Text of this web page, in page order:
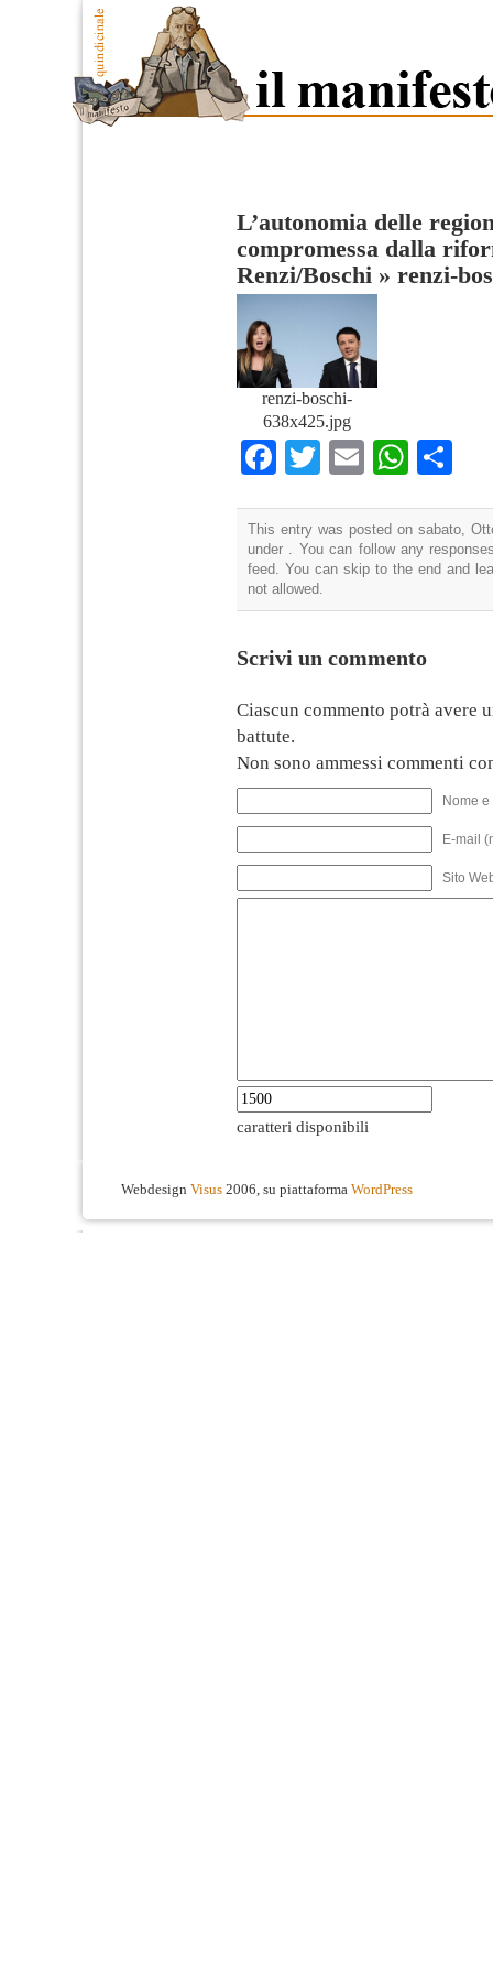
L’autonomia delle
compromessa dalla
Renzi/Boschi » renzi-
renzi-boschi-
638x425.jpg
Facebook
TwitterEmail
This entry was posted on sabato,
under . You can follow any
feed. You can skip to the end and
not allowed.
Scrivi un commento
Ciascun commento potrà avere
battute.
Non sono ammessi commenti
Nome
E-mail
Sito
caratteri disponibili
Webdesign Visus 2006, su piattaforma WordPress